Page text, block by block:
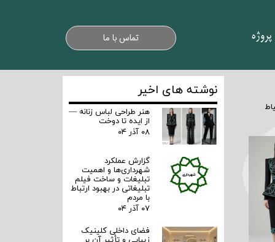
تماس با ما
نوشته های اخیر
هنر طراحی لباس زنانه —
از ایده تا دوخت
۰۸ آذر ۰۴
گزارش عملکرد
شهرداری‌ها و اهمیت
تبلیغات و ساخت فیلم
تبلیغاتی در بهبود ارتباط
با مردم
۰۷ آذر ۰۴
فضای داخلی کلینیک